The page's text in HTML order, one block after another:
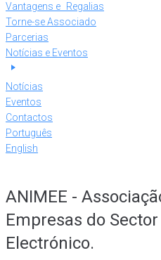
Vantagens e Regalias
Torne-se Associado
Parcerias
Notícias e Eventos
Notícias
Eventos
Contactos
Português
English
ANIMEE -
Empresas do
Electrónico.